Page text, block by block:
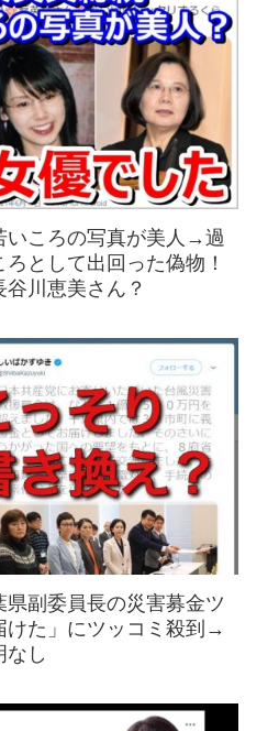
いころの写真が美人→過
として出回った偽物！
川恵美さん？
副委員長の災害募金ツ
けた」にツッコミ殺到→
なし